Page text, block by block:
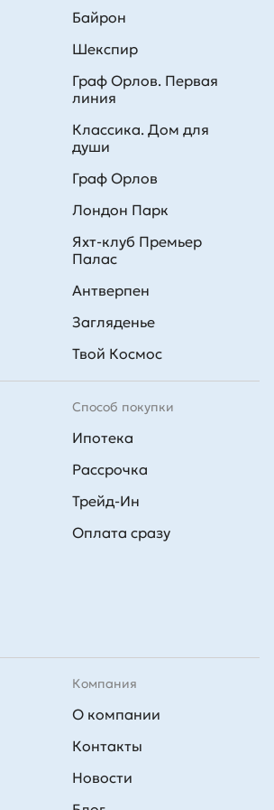
Способ покупки
Ипотека
Рассрочка
Трейд-Ин
Оплата сразу
Байрон
Шекспир
Граф Орлов. Первая
линия
Классика. Дом для
души
Граф Орлов
Лондон Парк
Яхт-клуб Премьер
Палас
Антверпен
Загляденье
Твой Космос
Компания
О компании
Контакты
Новости